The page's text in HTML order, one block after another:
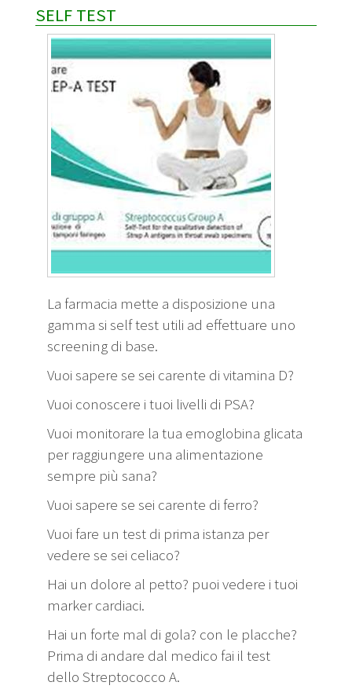
SELF TEST
La farmacia mette a disposizione una
gamma si self test utili ad effettuare uno
screening di base.
Vuoi sapere se sei carente di vitamina D?
Vuoi conoscere i tuoi livelli di PSA?
Vuoi monitorare la tua emoglobina glicata
per raggiungere una alimentazione
sempre più sana?
Vuoi sapere se sei carente di ferro?
Vuoi fare un test di prima istanza per
vedere se sei celiaco?
Hai un dolore al petto? puoi vedere i tuoi
marker cardiaci.
Hai un forte mal di gola? con le placche?
Prima di andare dal medico fai il test
dello Streptococco A.